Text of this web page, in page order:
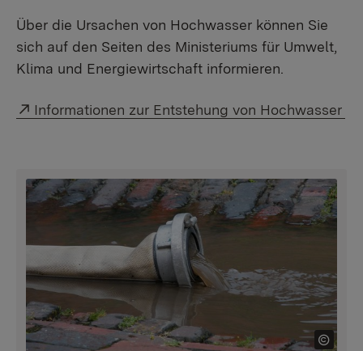
Über die Ursachen von Hochwasser können Sie
sich auf den Seiten des Ministeriums für Umwelt,
Klima und Energiewirtschaft informieren.
Externer Link:
Informationen zur Entstehung von Hochwasser